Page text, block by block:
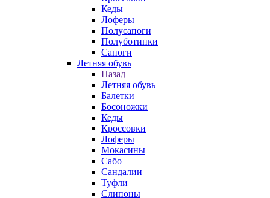
Кеды
Лоферы
Полусапоги
Полуботинки
Сапоги
Летняя обувь
Назад
Летняя обувь
Балетки
Босоножки
Кеды
Кроссовки
Лоферы
Мокасины
Сабо
Сандалии
Туфли
Слипоны